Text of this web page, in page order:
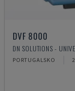
DVF 8000
DN SOLUTIONS -
PORTUGALSKO